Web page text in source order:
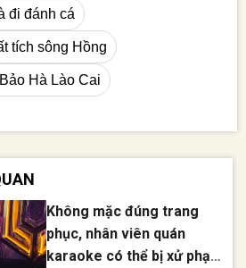
đi đánh cá
tích sông Hồng
Hà Lào Cai
Không mặc đúng trang
phục, nhân viên quán
karaoke có thể bị xử phạt